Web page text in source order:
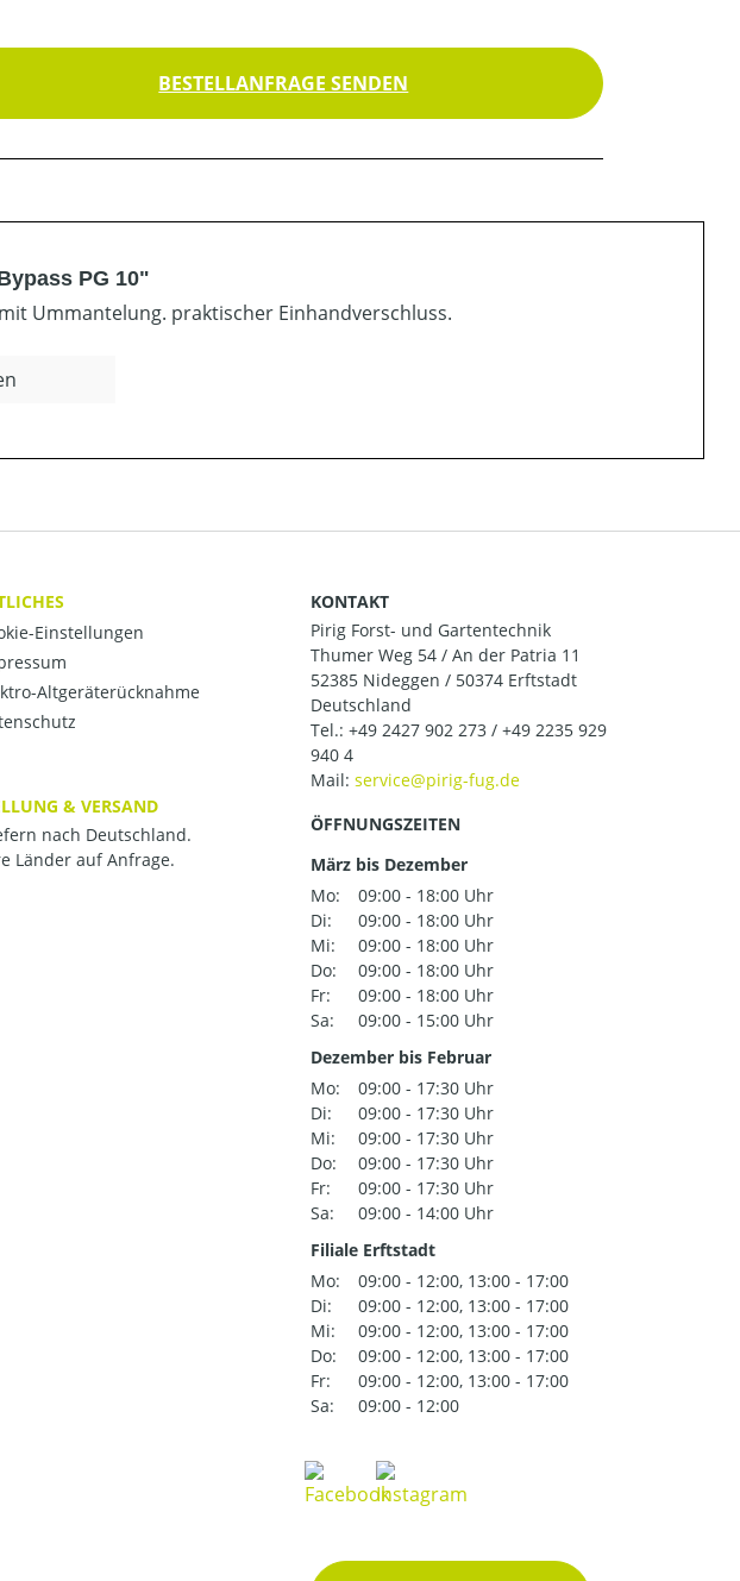
BESTELLANFRAGE SENDEN
PG 10"
Ummantelung. praktischer Einhandverschluss.
Einstellungen
Altgeräterücknahme
& VERSAND
nach Deutschland.
Länder auf Anfrage.
KONTAKT
Pirig Forst- und Gartentechnik
Thumer Weg 54 / An der Patria 11
52385 Nideggen / 50374 Erftstadt
Deutschland
Tel.: +49 2427 902 273 / +49 2235 929
940 4
Mail:
ÖFFNUNGSZEITEN
März bis Dezember
Mo:
09:00 - 18:00 Uhr
Di:
09:00 - 18:00 Uhr
Mi:
09:00 - 18:00 Uhr
Do:
09:00 - 18:00 Uhr
Fr:
09:00 - 18:00 Uhr
Sa:
09:00 - 15:00 Uhr
Dezember bis Februar
Mo:
09:00 - 17:30 Uhr
Di:
09:00 - 17:30 Uhr
Mi:
09:00 - 17:30 Uhr
Do:
09:00 - 17:30 Uhr
Fr:
09:00 - 17:30 Uhr
Sa:
09:00 - 14:00 Uhr
Filiale Erftstadt
Mo:
09:00 - 12:00, 13:00 - 17:00
Di:
09:00 - 12:00, 13:00 - 17:00
Mi:
09:00 - 12:00, 13:00 - 17:00
Do:
09:00 - 12:00, 13:00 - 17:00
Fr:
09:00 - 12:00, 13:00 - 17:00
Sa:
09:00 - 12:00